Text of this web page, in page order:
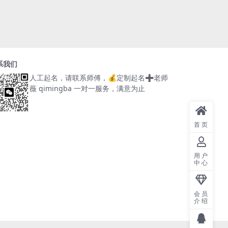
我们
人工起名，请联系师傅， 💰定制起名➕老师
薇 qimingba 一对一服务，满意为止
首页
用户
中心
会员
介绍